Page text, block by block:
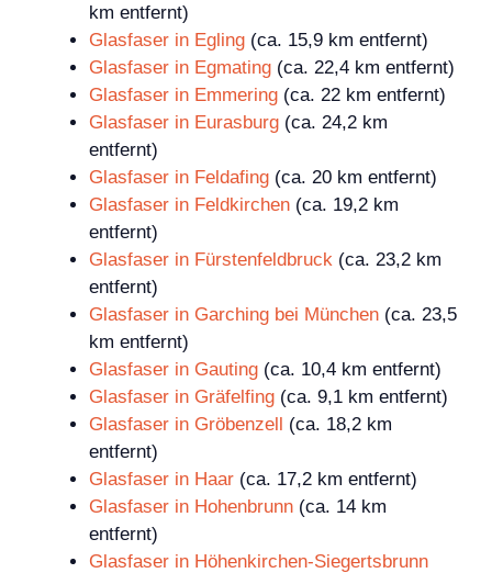
km entfernt)
Glasfaser in Egling (ca. 15,9 km entfernt)
Glasfaser in Egmating (ca. 22,4 km entfernt)
Glasfaser in Emmering (ca. 22 km entfernt)
Glasfaser in Eurasburg (ca. 24,2 km
entfernt)
Glasfaser in Feldafing (ca. 20 km entfernt)
Glasfaser in Feldkirchen (ca. 19,2 km
entfernt)
Glasfaser in Fürstenfeldbruck (ca. 23,2 km
entfernt)
Glasfaser in Garching bei München (ca. 23,5
km entfernt)
Glasfaser in Gauting (ca. 10,4 km entfernt)
Glasfaser in Gräfelfing (ca. 9,1 km entfernt)
Glasfaser in Gröbenzell (ca. 18,2 km
entfernt)
Glasfaser in Haar (ca. 17,2 km entfernt)
Glasfaser in Hohenbrunn (ca. 14 km
entfernt)
Glasfaser in Höhenkirchen-Siegertsbrunn